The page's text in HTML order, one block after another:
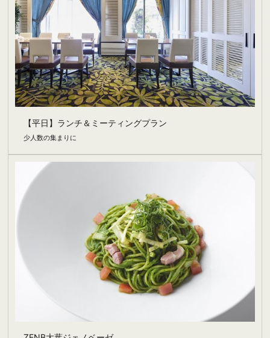
【平日】ランチ＆ミーティングプラン
少人数の集まりに